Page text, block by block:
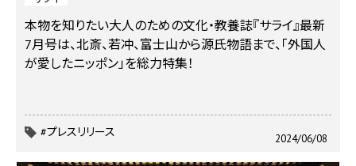
本物を知りたい大人のための文化・教養誌『サライ』最新
7月号は、北斎、若冲、富士山から源氏物語まで、「外国人
が愛したニッポン」を総力特集！
2024/06/08
#プレスリリース